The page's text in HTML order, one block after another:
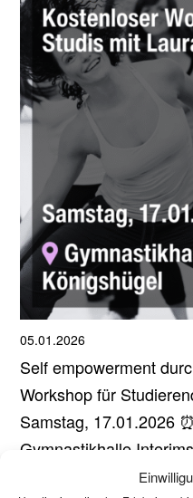
05.01.2026
Self empowerment
Workshop für
Samstag, 17.01.2026
Gymnastikhalle
Anmeldung über